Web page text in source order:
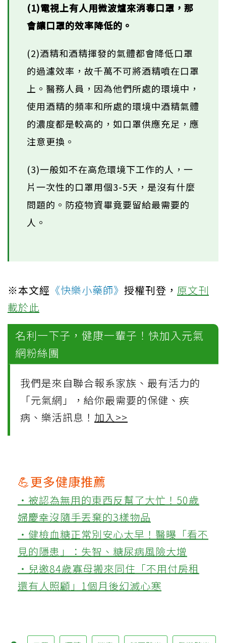
(1)電視上有人用微波爐來消毒口罩，那
會讓口罩的效率降低的。
(2)酒精和酒精揮發的氣體都會降低口罩
的過濾效率，故千萬不可將酒精噴在口罩
上。醫務人員，因為他們所處的環境中，
使用酒精的頻率和所處的環境中酒精氣體
的濃度都是較高的，如口罩供應充足，應
注意更換。
(3)一般如不在高危環境下工作的人，一
片一次性的口罩用個3-5天，是沒有什麼
問題的。防疫物資畢竟要留給最需要的
人。
※本文經 《快樂小藥師》 授權刊登， 原文刊
載於此
名利一下子，健康一輩子！快加入元氣
網粉絲團
我們是來自聯合報系家族、最有活力的
「元氣網」，給你最需要的保健、疾
病、樂活訊息！ 加入>>
💪更多健康推薦
‧被認為無用的東西反幫了大忙！50歲
婦慶幸沒隨手丟棄的3樣物品
‧健檢血糖正常別安心太早！醫曝「看不
見的隱患」：失智、糖尿病風險大增
‧兒邀84歲寡母搬來同住「不用付房租
還有人照顧」1個月後幻滅心寒